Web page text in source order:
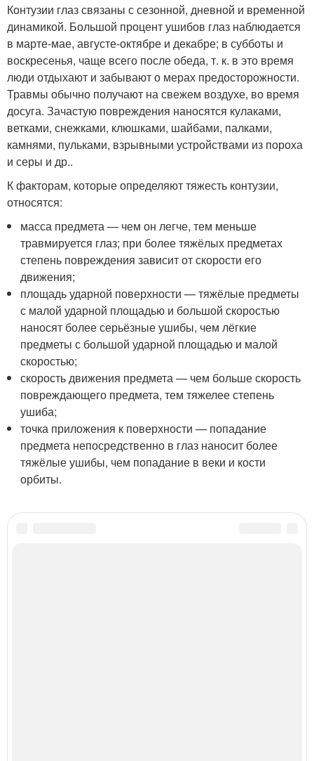
Контузии глаз связаны с сезонной, дневной и временной
динамикой. Большой процент ушибов глаз наблюдается
в марте-мае, августе-октябре и декабре; в субботы и
воскресенья, чаще всего после обеда, т. к. в это время
люди отдыхают и забывают о мерах предосторожности.
Травмы обычно получают на свежем воздухе, во время
досуга. Зачастую повреждения наносятся кулаками,
ветками, снежками, клюшками, шайбами, палками,
камнями, пульками, взрывными устройствами из пороха
и серы и др..
К факторам, которые определяют тяжесть контузии,
относятся:
масса предмета — чем он легче, тем меньше
травмируется глаз; при более тяжёлых предметах
степень повреждения зависит от скорости его
движения;
площадь ударной поверхности — тяжёлые предметы
с малой ударной площадью и большой скоростью
наносят более серьёзные ушибы, чем лёгкие
предметы с большой ударной площадью и малой
скоростью;
скорость движения предмета — чем больше скорость
повреждающего предмета, тем тяжелее степень
ушиба;
точка приложения к поверхности — попадание
предмета непосредственно в глаз наносит более
тяжёлые ушибы, чем попадание в веки и кости
орбиты.
Категории: